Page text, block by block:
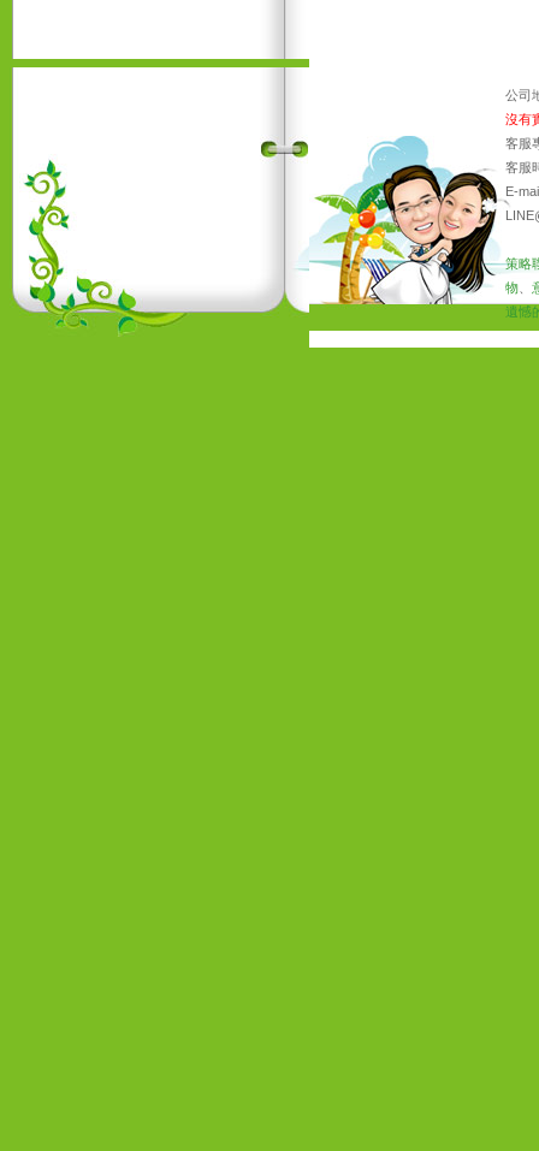
公司
沒有
客服
客服
E-
策略
物
遺憾